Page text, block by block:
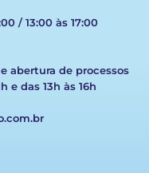
/ 13:00 às 17:00
abertura de processos
e das 13h às 16h